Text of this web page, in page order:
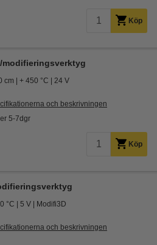
Köp
modifieringsverktyg
cm + 450 °C 24 V
och beskrivningen
5-7dgr
Köp
°C 5 V Modifi3D
och beskrivningen